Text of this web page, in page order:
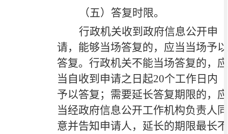
（五）答复时限。
行政机关收到政府信息公开申
请，能够当场答复的，应当当场予以
答复。行政机关不能当场答复的，应
当自收到申请之日起20个工作日内
予以答复；需要延长答复期限的，应
当经政府信息公开工作机构负责人同
意并告知申请人，延长的期限最长不